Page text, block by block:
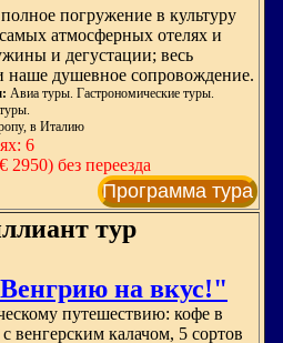
погружение в культуру
атмосферных отелях и
и дегустации; весь
наше душевное сопровождение.
Авиа туры. Гастрономические туры.
в Италию
6
без переезда
Программа тура
тур
на вкус!"
путешествию: кофе в
венгерским калачом, 5 сортов